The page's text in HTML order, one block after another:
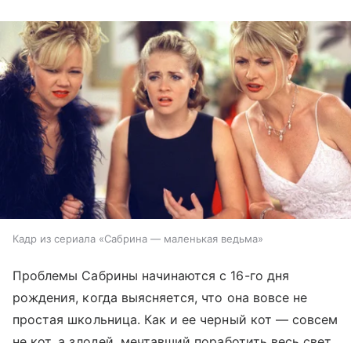
Кадр из сериала «Сабрина — маленькая ведьма»
Проблемы Сабрины начинаются с 16-го дня
рождения, когда выясняется, что она вовсе не
простая школьница. Как и ее черный кот — совсем